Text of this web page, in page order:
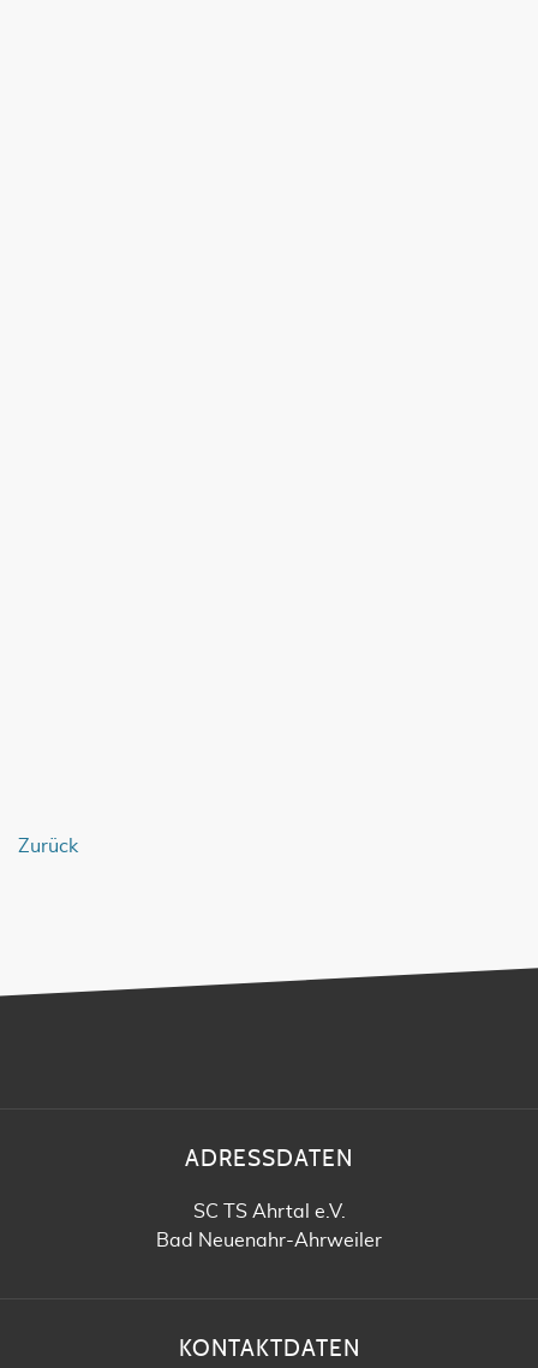
Zurück
ADRESSDATEN
SC TS Ahrtal e.V.
Bad Neuenahr-Ahrweiler
KONTAKTDATEN